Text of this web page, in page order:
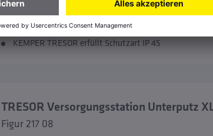
komplett aus Edelstahl V4A (1.4404)
Oberfläche geschliffen (K320)
KEMPER TRESOR erfüllt Schutzart IP 45
TRESOR Versorgungsstation Unterputz
Figur 217 08